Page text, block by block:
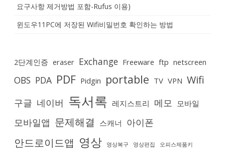
요구사항 제거방법 포함-Rufus 이용)
윈도우11PC에 저장된 Wifi비밀번호 확인하는 방법
2단계인증 eraser Exchange Freeware ftp netscreen
OBS PDA PDF Pidgin portable TV VPN Wifi
구글 네이버 독서록 레지스트리 메모 모바일
모바일앱 문제해결 스캐너 아이폰
안드로이드앱 영상 영상복구 영상편집 오피스제품키